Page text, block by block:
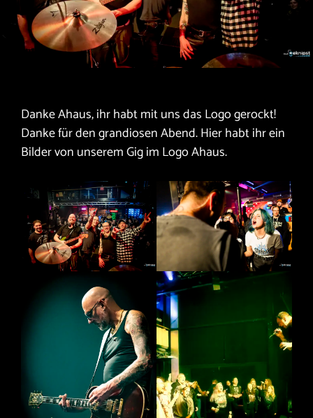
Danke Ahaus, ihr habt mit uns das Logo gerockt!
Danke für den grandiosen Abend. Hier habt ihr ein
Bilder von unserem Gig im Logo Ahaus.